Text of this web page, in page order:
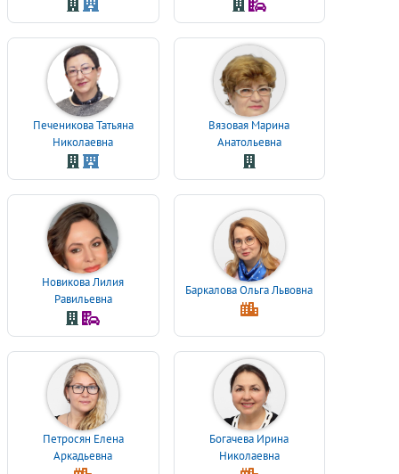
Печеникова Татьяна
Николаевна
Вязовая Марина
Анатольевна
Новикова Лилия
Равильевна
Баркалова Ольга Львовна
Петросян Елена
Аркадьевна
Богачева Ирина
Николаевна